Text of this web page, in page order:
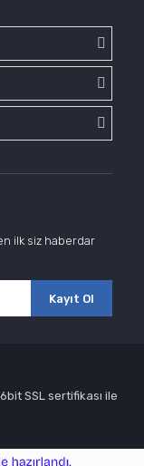
ilk siz haberdar
Kayıt Ol
SSL sertifikası ile